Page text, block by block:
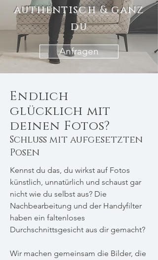
authentisch & ganz
du
Anfragen
Endlich
glücklich mit
deinen Fotos?
Schluss mit aufgesetzten
Posen
Kennst du das, du wirkst auf Fotos
künstlich, unnatürlich und schaust gar
nicht wie du selbst aus? Die
Nachbearbeitung und der Handyfilter
haben ein faltenloses
Durchschnittsgesicht aus dir gemacht?
Wir machen gemeinsam die Bilder, die